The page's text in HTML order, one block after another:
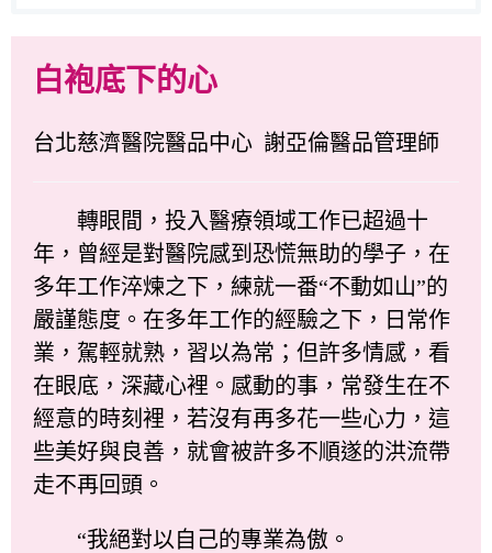
白袍底下的心
台北慈濟醫院醫品中心 謝亞倫醫品管理師
轉眼間，投入醫療領域工作已超過十
年，曾經是對醫院感到恐慌無助的學子，在
多年工作淬煉之下，練就一番“不動如山”的
嚴謹態度。在多年工作的經驗之下，日常作
業，駕輕就熟，習以為常；但許多情感，看
在眼底，深藏心裡。感動的事，常發生在不
經意的時刻裡，若沒有再多花一些心力，這
些美好與良善，就會被許多不順遂的洪流帶
走不再回頭。
“我絕對以自己的專業為傲。